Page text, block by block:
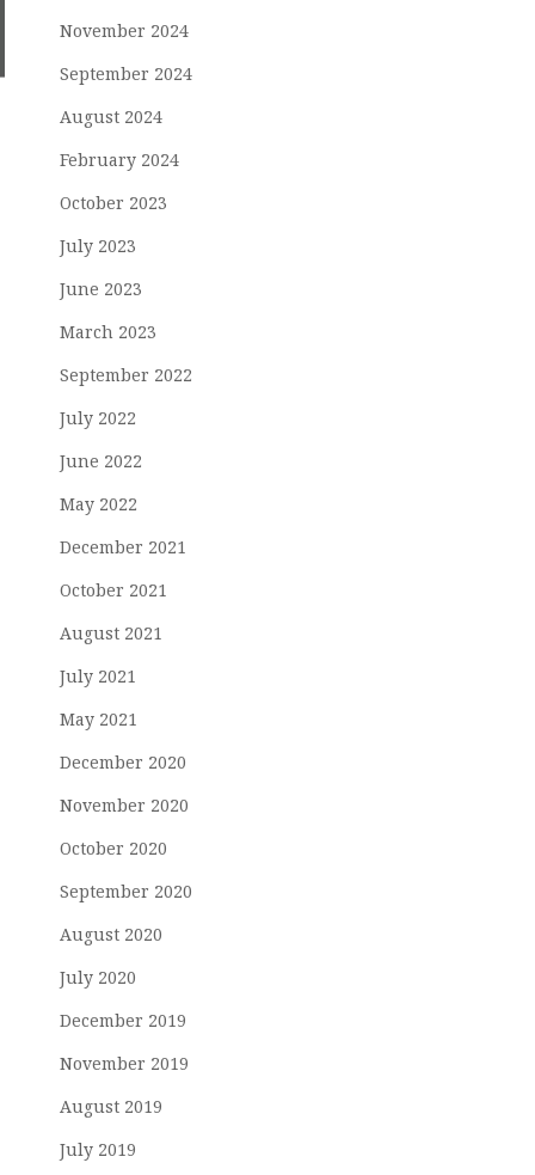
November 2024
September 2024
August 2024
February 2024
October 2023
July 2023
June 2023
March 2023
September 2022
July 2022
June 2022
May 2022
December 2021
October 2021
August 2021
July 2021
May 2021
December 2020
November 2020
October 2020
September 2020
August 2020
July 2020
December 2019
November 2019
August 2019
July 2019